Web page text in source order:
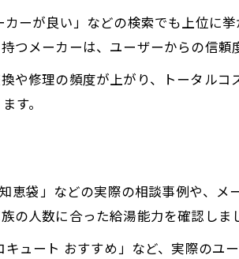
で失敗しないための賢い行動とは
選びで後悔しないポイント
ーが良い」などの検索でも上位に
つメーカーは、ユーザーからの信頼
や修理の頻度が上がり、トータル
す。
恵袋」などの実際の相談事例や、
の人数に合った給湯能力を確認しま
ュート おすすめ」など、実際のユ